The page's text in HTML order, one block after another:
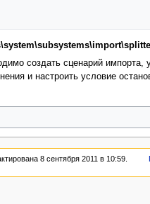
создать сценарий
и настроить условие
8 сентября 2011 в 10:59.